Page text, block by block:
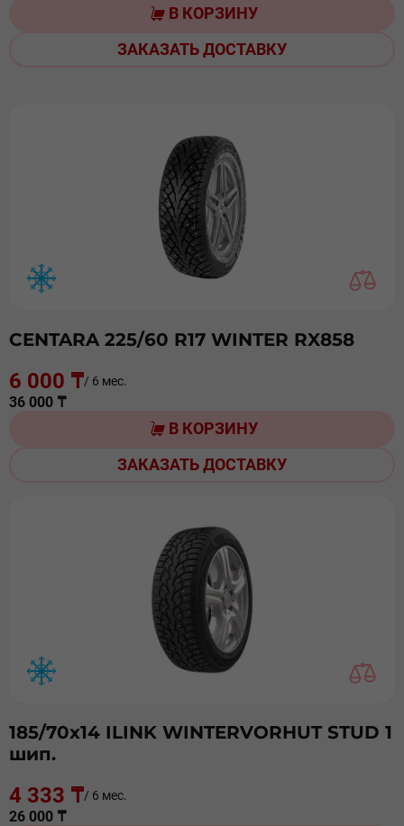
В КОРЗИНУ
ЗАКАЗАТЬ ДОСТАВКУ
CENTARA 225/60 R17 WINTER RX858
6 000 ₸/ 6 мес.
36 000 ₸
В КОРЗИНУ
ЗАКАЗАТЬ ДОСТАВКУ
185/70х14 ILINK WINTERVORHUT STUD 1
шип.
4 333 ₸/ 6 мес.
26 000 ₸